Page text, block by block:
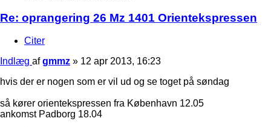
Re: oprangering 26 Mz 1401 Orientekspressen
Citer
Indlæg afgmmz » 12 apr 2013, 16:23
hvis der er nogen som er vil ud og se toget på søndag
så kører orientekspressen fra København 12.05
ankomst Padborg 18.04